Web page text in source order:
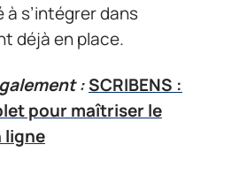
s’intégrer dans
déjà en place.
:SCRIBENS :
pour maîtriser le
ligne